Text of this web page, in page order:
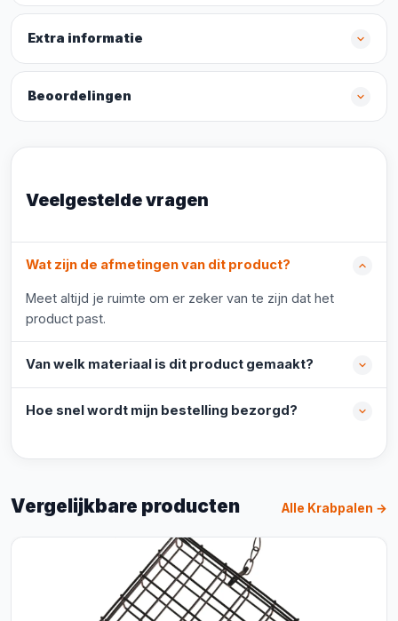
Extra informatie
Beoordelingen
Veelgestelde vragen
Wat zijn de afmetingen van dit product?
Meet altijd je ruimte om er zeker van te zijn dat het
product past.
Van welk materiaal is dit product gemaakt?
Hoe snel wordt mijn bestelling bezorgd?
Vergelijkbare producten Alle Krabpalen →